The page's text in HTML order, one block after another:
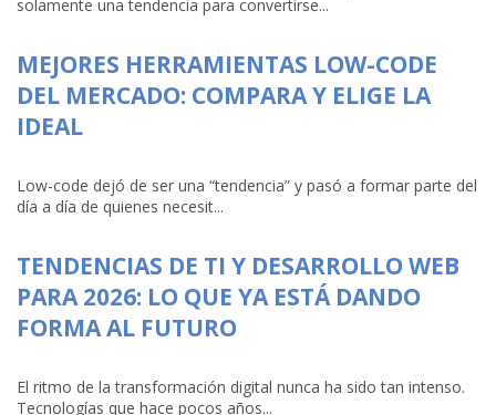
solamente una tendencia para convertirse...
MEJORES HERRAMIENTAS LOW-CODE
DEL MERCADO: COMPARA Y ELIGE LA
IDEAL
Low-code dejó de ser una “tendencia” y pasó a formar parte del
día a día de quienes necesit...
TENDENCIAS DE TI Y DESARROLLO WEB
PARA 2026: LO QUE YA ESTÁ DANDO
FORMA AL FUTURO
El ritmo de la transformación digital nunca ha sido tan intenso.
Tecnologías que hace pocos años...